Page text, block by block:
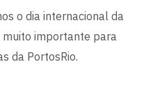
o dia internacional da
muito importante para
da PortosRio.